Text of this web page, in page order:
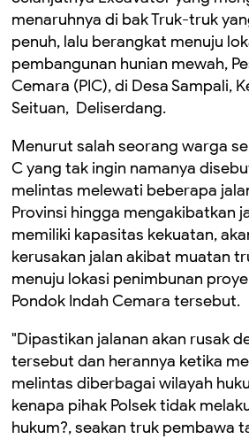
menaruhnya di bak Truk-truk
penuh, lalu berangkat menuju
pembangunan hunian mewah,
Cemara (PIC), di Desa Sampali,
Seituan, Deliserdang.
Menurut salah seorang warga
C yang tak ingin namanya
melintas melewati beberapa
Provinsi hingga mengakibatkan
memiliki kapasitas kekuatan,
kerusakan jalan akibat muatan
menuju lokasi penimbunan
Pondok Indah Cemara tersebut.
"Dipastikan jalanan akan rusak
tersebut dan herannya ketika
melintas diberbagai wilayah
kenapa pihak Polsek tidak
hukum?, seakan truk pembawa